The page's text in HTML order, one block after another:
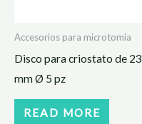
Accesorios para microtomia
Disco para criostato de 23
mm Ø 5 pz
READ MORE